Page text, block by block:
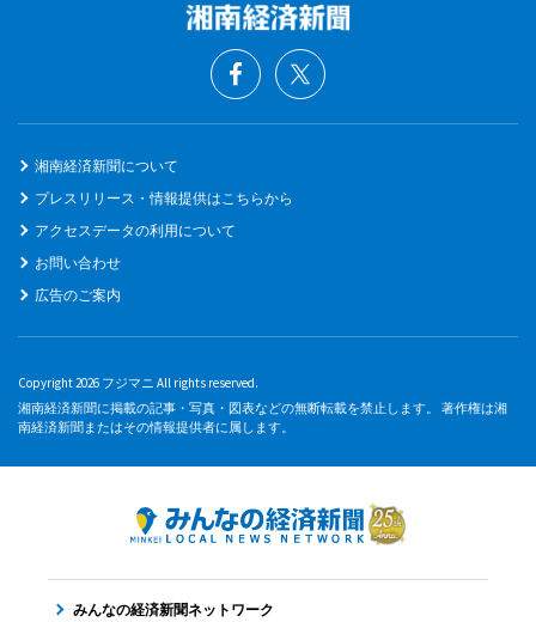
湘南経済新聞について
プレスリリース・情報提供はこちらから
アクセスデータの利用について
お問い合わせ
広告のご案内
Copyright 2026 フジマニ All rights reserved.
湘南経済新聞に掲載の記事・写真・図表などの無断転載を禁止します。 著作権は湘
南経済新聞またはその情報提供者に属します。
みんなの経済新聞ネットワーク